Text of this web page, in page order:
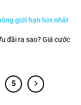
giới hạn hot nhất
đãi ra sao? Giá cước
5